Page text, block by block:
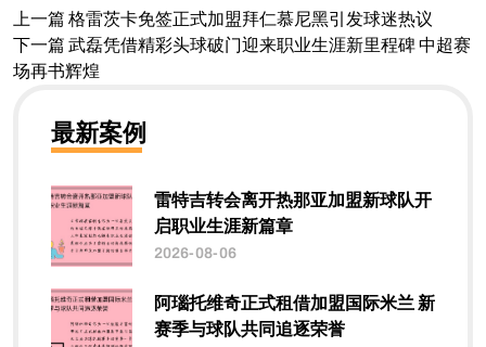
上一篇 格雷茨卡免签正式加盟拜仁慕尼黑引发球迷热议
下一篇 武磊凭借精彩头球破门迎来职业生涯新里程碑 中超赛
场再书辉煌
最新案例
雷特吉转会离开热那亚加盟新球队开
启职业生涯新篇章
2026-08-06
阿瑙托维奇正式租借加盟国际米兰 新
赛季与球队共同追逐荣誉